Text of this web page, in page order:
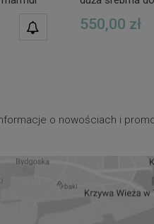
POWIADOM O
DOSTĘPNOŚCI550,00 zł
o nowościach i